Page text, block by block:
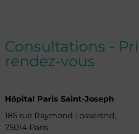
Consultations -
rendez-vous
Hôpital Paris Saint-Joseph
185 rue Raymond Losserand,
75014 Paris